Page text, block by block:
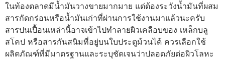
ในท้องตลาดมีน้ำมันวางขายมากมาย แต่ต้องระวังน้ำมันที่ผสม
สารกัดกร่อนหรือน้ำมันเก่าที่ผ่านการใช้งานมาแล้วนะครับ
สารปนเปื้อนเหล่านี้อาจเข้าไปทำลายผิวเคลือบของ เหล็กบลู
สโคป หรือสารกันสนิมที่อยู่บนใบประตูม้วนได้ ควรเลือกใช้
ผลิตภัณฑ์ที่มีมาตรฐานและระบุชัดเจนว่าปลอดภัยต่อผิวโลหะ